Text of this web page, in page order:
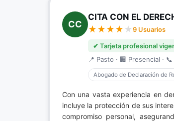
CC
CITA CON EL
9 Usuarios
✔ Tarjeta profesional
📍 Pasto · 🏢 Presencial ·
Abogado de Declaración de
Con una vasta experiencia en
incluye la protección de sus
compromiso personal,